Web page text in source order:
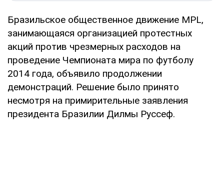
Бразильское общественное движение MPL,
занимающаяся организацией протестных
акций против чрезмерных расходов на
проведение Чемпионата мира по футболу
2014 года, объявило продолжении
демонстраций. Решение было принято
несмотря на примирительные заявления
президента Бразилии Дилмы Руссеф.